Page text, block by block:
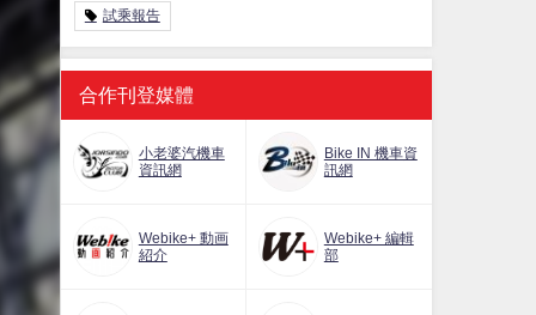
試乘報告
合作刊登媒體
小老婆汽機車
資訊網
Bike IN 機車資
訊網
Webike+ 動画
紹介
Webike+ 編輯
部